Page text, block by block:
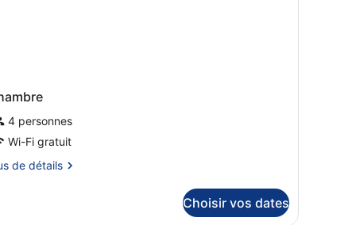
4 personnes
Wi-Fi gratuit
de détails
Choisir vos dates